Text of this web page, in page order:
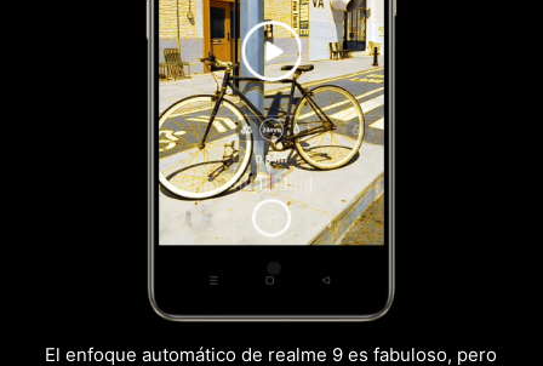
El enfoque automático de realme 9 es fabuloso, pero